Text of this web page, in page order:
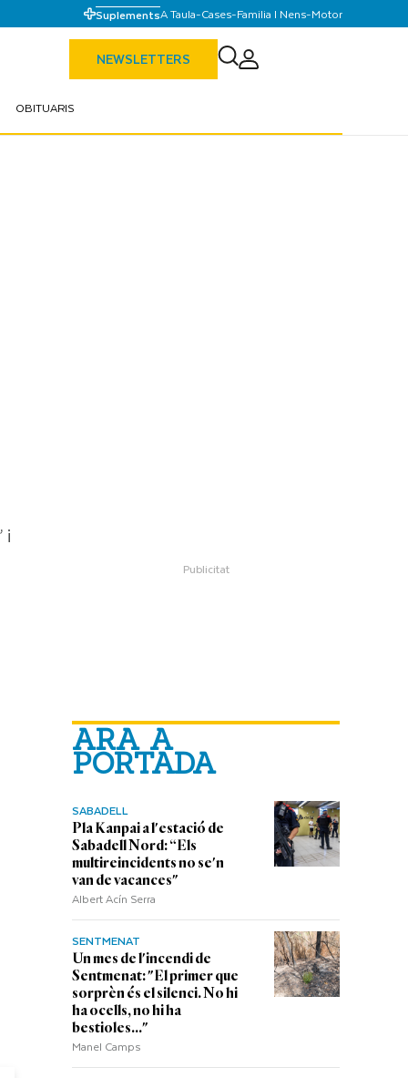
SuplementsA Taula-Cases-Familia I Nens-Motor
NEWSLETTERS
OBITUARIS
ARA A
PORTADA
SABADELL
Pla Kanpai a l'estació de
Sabadell Nord: “Els
multireincidents no se'n
van de vacances"
Albert Acín Serra
SENTMENAT
Un mes de l'incendi de
Sentmenat: "El primer que
sorprèn és el silenci. No hi
ha ocells, no hi ha
bestioles..."
Manel Camps
i